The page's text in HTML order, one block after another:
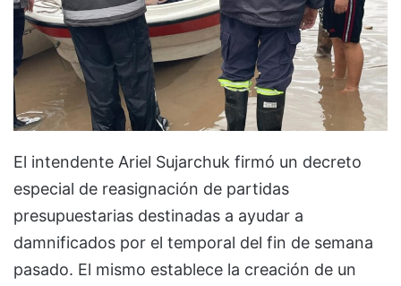
El intendente Ariel Sujarchuk firmó un decreto
especial de reasignación de partidas
presupuestarias destinadas a ayudar a
damnificados por el temporal del fin de semana
pasado. El mismo establece la creación de un